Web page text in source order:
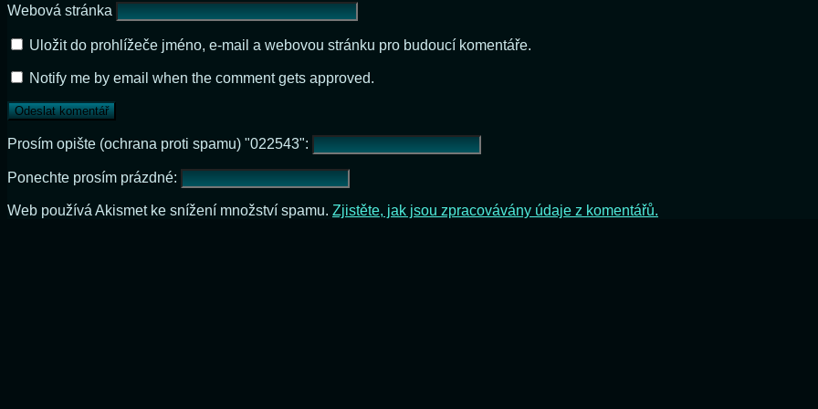
Webová stránka
Uložit do prohlížeče jméno, e-mail a webovou stránku pro budoucí komentáře.
Notify me by email when the comment gets approved.
Prosím opište (ochrana proti spamu) "022543":
Ponechte prosím prázdné:
Web používá Akismet ke snížení množství spamu. Zjistěte, jak jsou zpracovávány údaje z komentářů.